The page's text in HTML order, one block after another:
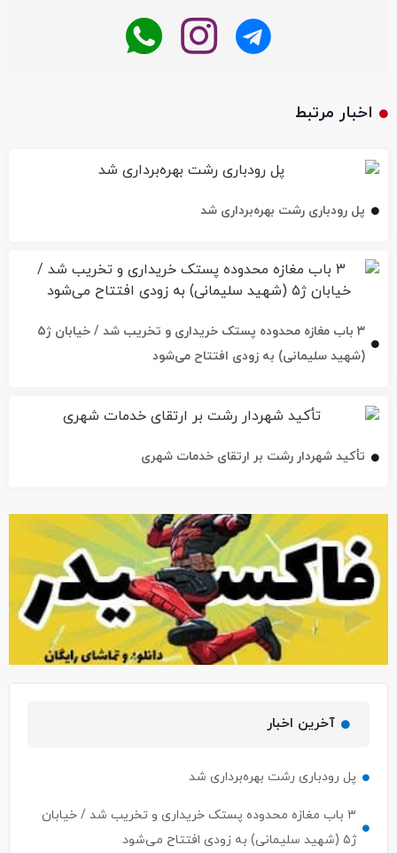
اخبار مرتبط
پل رودباری رشت بهره‌برداری شد
۳ باب مغازه محدوده پستک خریداری و تخریب شد / خیابان ژ۵
(شهید سلیمانی) به زودی افتتاح می‌شود
تأکید شهردار رشت بر ارتقای خدمات شهری
آخرین اخبار
پل رودباری رشت بهره‌برداری شد
۳ باب مغازه محدوده پستک خریداری و تخریب شد / خیابان
ژ۵ (شهید سلیمانی) به زودی افتتاح می‌شود